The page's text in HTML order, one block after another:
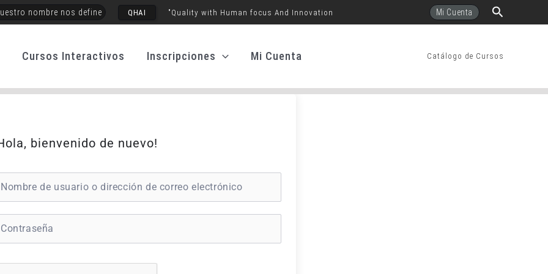
nombre nos define QHAI "Quality with Human focus And Innovation Mi Cuenta Buscar
Cursos Interactivos Inscripciones Mi Cuenta Catálogo de Cursos
bienvenido de nuevo!